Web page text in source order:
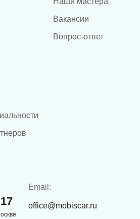
Вакансии
Вопрос-ответ
Email:
office@mobiscar.ru